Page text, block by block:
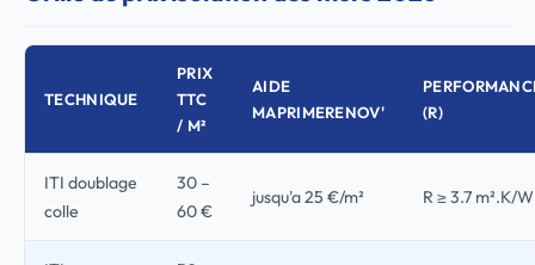
TECHNIQUE
PRIX
TTC
/ M²
AIDE
MAPRIMERENOV'
(R)
ITI doublage
colle
30 –
60 €
jusqu'a 25 €/m² R ≥ 3.7 m².K/W